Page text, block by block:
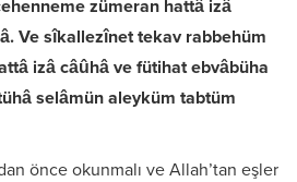
zümeran hattâ izâ
Ve sîkallezînet tekav rabbehüm
izâ câûhâ ve fütihat ebvâbüha
selâmün aleyküm tabtüm
önce okunmalı ve Allah’tan eşler